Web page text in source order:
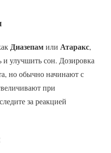
Диазепамили Атаракс,
и улучшить сон. Дозировка
но обычно начинают с
при
за реакцией